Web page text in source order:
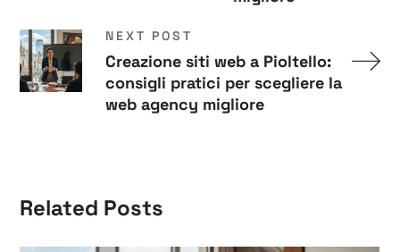
NEXT POST
Creazione siti web a Pioltello:
consigli pratici per scegliere la
web agency migliore
Related Posts